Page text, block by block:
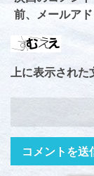
前、メールア
上に表示され